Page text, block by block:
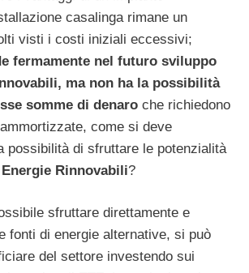
casalinga rimane un
visti i costi iniziali eccessivi;
fermamente nel futuro sviluppo
ma non ha la possibilità
somme di denaro che richiedono
come si deve
possibilità di sfruttare le potenzialità
Energie Rinnovabili?
sfruttare direttamente e
fonti di energie alternative, si può
del settore investendo sui